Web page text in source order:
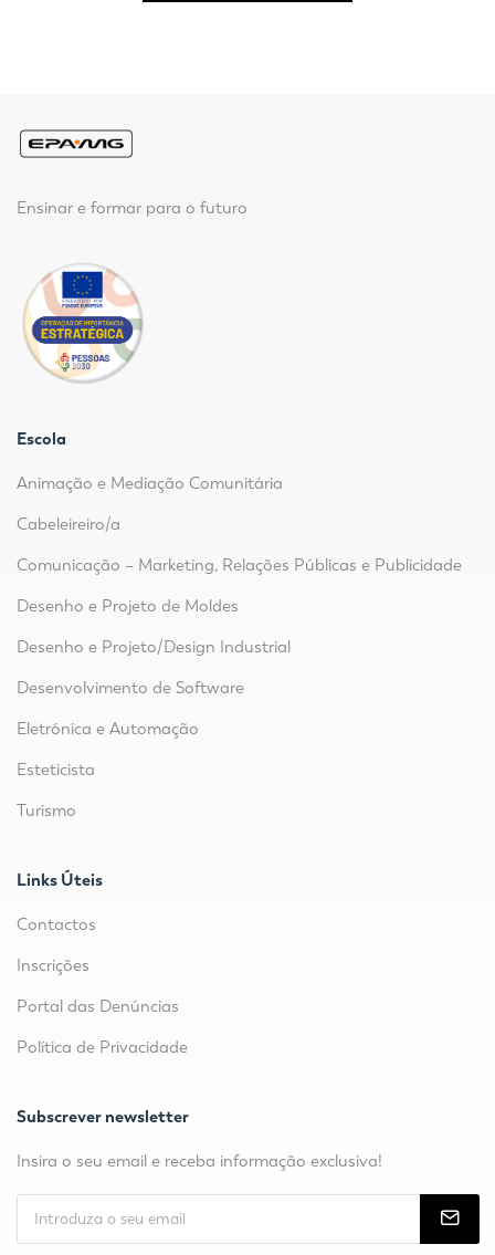
Ensinar e formar para o futuro
Escola
Animação e Mediação Comunitária
Cabeleireiro/a
Comunicação – Marketing, Relações Públicas e Publicidade
Desenho e Projeto de Moldes
Desenho e Projeto/Design Industrial
Desenvolvimento de Software
Eletrónica e Automação
Esteticista
Turismo
Links Úteis
Contactos
Inscrições
Portal das Denúncias
Política de Privacidade
Subscrever newsletter
Insira o seu email e receba informação exclusiva!